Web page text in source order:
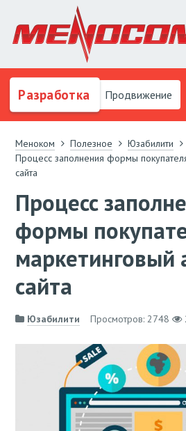
Разработка Продвижение
Меноком Полезное
Юзабилити
Процесс заполнения формы
сайта
Процесс
формы
маркетинговый
сайта
Юзабилити Просмотров: 2748